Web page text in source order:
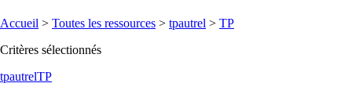
Accueil > Toutes les ressources > tpautrel > TP
Critères sélectionnés
tpautrelTP